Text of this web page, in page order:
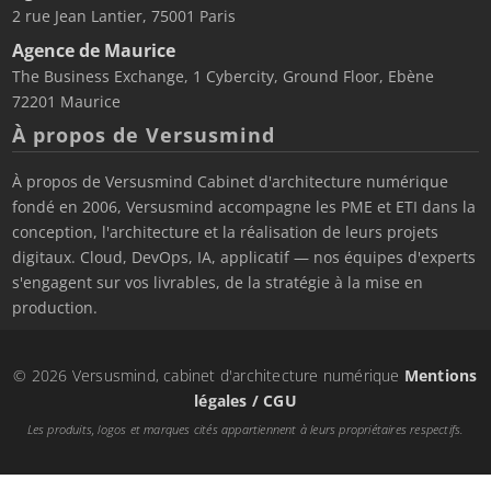
2 rue Jean Lantier, 75001 Paris
Agence de Maurice
The Business Exchange, 1 Cybercity, Ground Floor, Ebène
72201 Maurice
À propos de Versusmind
À propos de Versusmind Cabinet d'architecture numérique
fondé en 2006, Versusmind accompagne les PME et ETI dans la
conception, l'architecture et la réalisation de leurs projets
digitaux. Cloud, DevOps, IA, applicatif — nos équipes d'experts
s'engagent sur vos livrables, de la stratégie à la mise en
production.
© 2026 Versusmind, cabinet d'architecture numérique Mentions
légales / CGU
Les produits, logos et marques cités appartiennent à leurs propriétaires respectifs.